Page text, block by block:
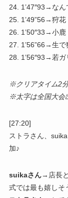
24. 1’47″93→なん
25. 1’49”56→狩花
26. 1’50″33→小鹿
27. 1’56”66→生で
28. 1’56″93→若ガ
※クリアタイム2
※太字は全国大会
[27:20]
ストラさん、
加♪
suikaさん→店長
式では最も嬉しそ